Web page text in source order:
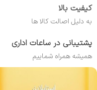
کیفیت بالا
به دلیل اصالت کالا ها
پشتیبانی در ساعات اداری
همیشه همراه شماییم